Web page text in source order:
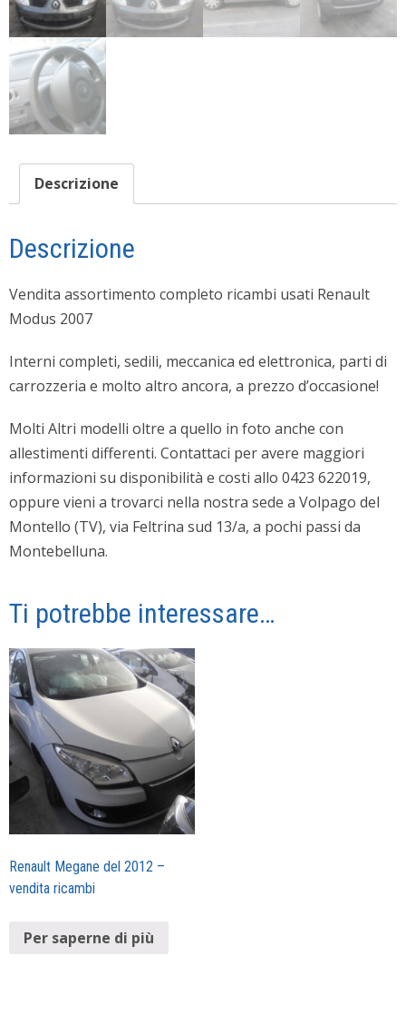
Descrizione
Descrizione
Vendita assortimento completo ricambi usati Renault
Modus 2007
Interni completi, sedili, meccanica ed elettronica, parti di
carrozzeria e molto altro ancora, a prezzo d’occasione!
Molti Altri modelli oltre a quello in foto anche con
allestimenti differenti. Contattaci per avere maggiori
informazioni su disponibilità e costi allo 0423 622019,
oppure vieni a trovarci nella nostra sede a Volpago del
Montello (TV), via Feltrina sud 13/a, a pochi passi da
Montebelluna.
Ti potrebbe interessare…
Renault Megane del 2012 –
vendita ricambi
Per saperne di più